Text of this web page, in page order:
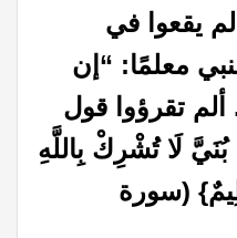
يقعوا في
معلمًا: “إن
تقرؤوا قول
بُنَيَّ لَا تُشْرِكْ بِاللَّهِ
(سورة